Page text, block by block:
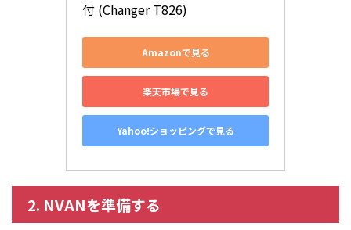
付 (Changer T826)
Amazonで見る
楽天市場で見る
Yahoo!ショッピングで見る
2. NVANを準備する